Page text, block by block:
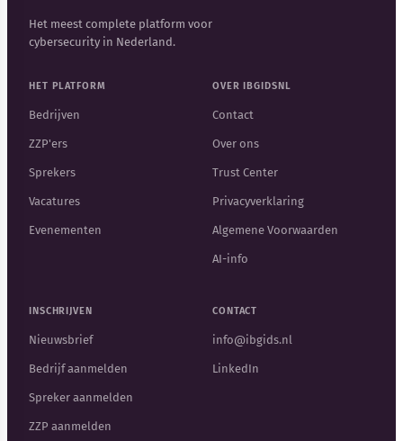
Het meest complete platform voor
cybersecurity in Nederland.
HET PLATFORM
Bedrijven
ZZP'ers
Sprekers
Vacatures
Evenementen
OVER IBGIDSNL
Contact
Over ons
Trust Center
Privacyverklaring
Algemene Voorwaarden
AI-info
INSCHRIJVEN
Nieuwsbrief
Bedrijf aanmelden
Spreker aanmelden
ZZP aanmelden
CONTACT
info@ibgids.nl
LinkedIn